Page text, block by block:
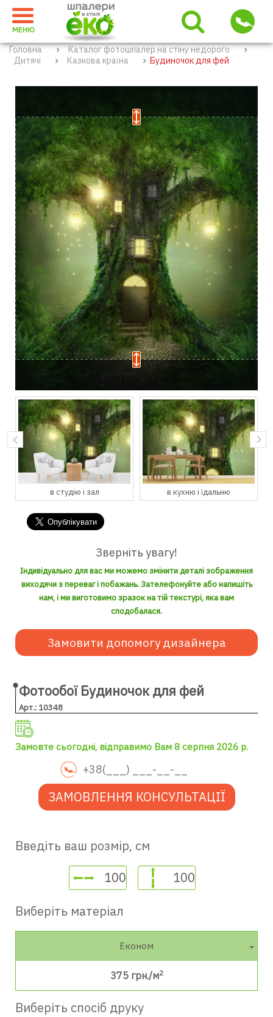
МЕНЮ
Головна
Каталог фотошпалер на стіну недорого
Дитячі
Казкова країна Будиночок для фей
в студію і зал в кухню і їдальню
Зверніть увагу!
Індивідуально для вас ми можемо змінити деталі зображення
виходячи з переваг і побажань. Зателефонуйте або напишіть
нам, і ми виготовимо зразок на тій текстурі, яка вам
сподобалася.
Замовити допомогу дизайнера
Фотообої Будиночок для фей
Арт.: 10348
Замовте сьогодні, відправимо Вам 8 серпня 2026 р.
ЗАМОВЛЕННЯ КОНСУЛЬТАЦІЇ
Введіть ваш розмір, см
Виберіть матеріал
Економ
375 грн./м2
Виберіть спосіб друку